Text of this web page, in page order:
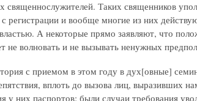
Таких священников
регистрации и вообще многие из них
А некоторые прямо заявляют, что
не волновать и не вызывать ненужных
с приемом в этом году в дух[овные]
вплоть до вызова лиц, выразивших
у них паспортов: были случаи требования